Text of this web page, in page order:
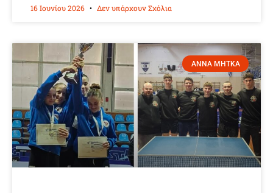
16 Ιουνίου 2026 Δεν υπάρχουν Σχόλια
ΑΝΝΑ ΜΗΤΚΑ